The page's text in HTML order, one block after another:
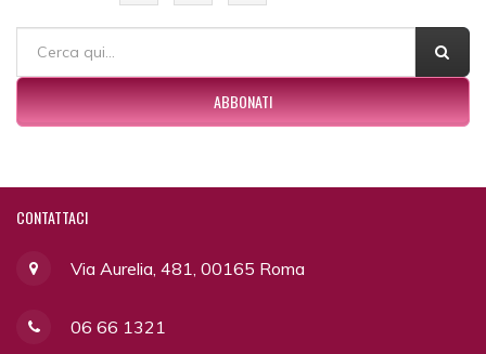
FORM DI RICERCA
ABBONATI
CONTATTACI
Via Aurelia, 481, 00165 Roma
06 66 1321